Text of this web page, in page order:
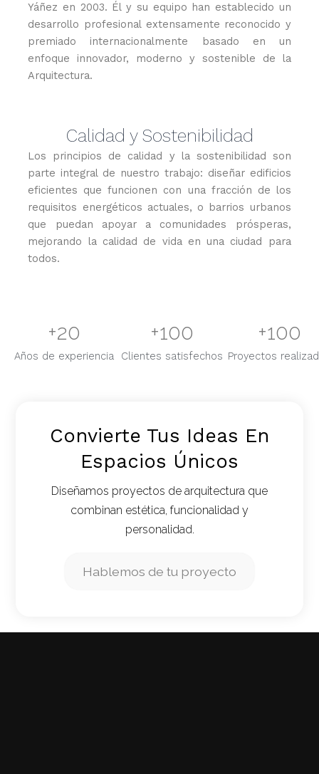
Yáñez en 2003. Él y su equipo han establecido un
desarrollo profesional extensamente reconocido y
premiado internacionalmente basado en un
enfoque innovador, moderno y sostenible de la
Arquitectura.
Calidad y Sostenibilidad​
Los principios de calidad y la sostenibilidad son
parte integral de nuestro trabajo: diseñar edificios
eficientes que funcionen con una fracción de los
requisitos energéticos actuales, o barrios urbanos
que puedan apoyar a comunidades prósperas,
mejorando la calidad de vida en una ciudad para
todos.
Años de experiencia
+20
Clientes satisfechos
+100
Proyectos
+100
Convierte Tus Ideas En
Espacios Únicos
Diseñamos proyectos de arquitectura que
combinan estética, funcionalidad y
personalidad.
Hablemos de tu proyecto